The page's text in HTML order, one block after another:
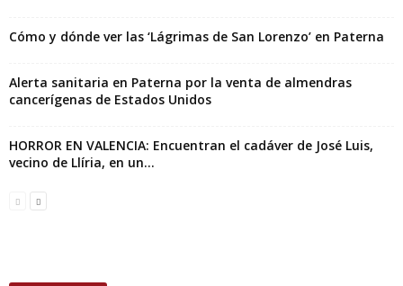
Cómo y dónde ver las ‘Lágrimas de San Lorenzo’ en Paterna
Alerta sanitaria en Paterna por la venta de almendras
cancerígenas de Estados Unidos
HORROR EN VALENCIA: Encuentran el cadáver de José Luis,
vecino de Llíria, en un...